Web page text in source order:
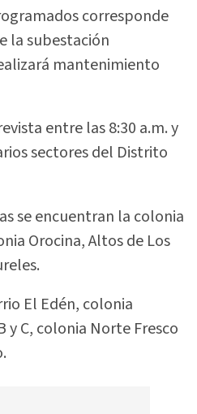
corresponde
la subestación
mantenimiento
entre las 8:30 a.m. y
sectores del Distrito
se encuentran la colonia
Orocina, Altos de Los
El Edén, colonia
y C, colonia Norte Fresco